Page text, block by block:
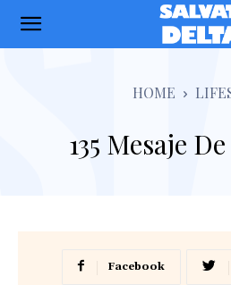
Salvati
HOME
135 Mesaje
Facebook